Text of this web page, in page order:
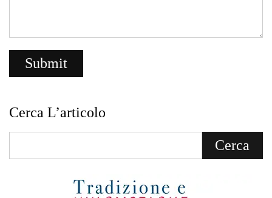
Cerca L’articolo